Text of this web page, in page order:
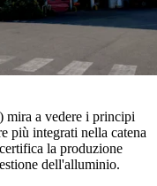
a vedere i principi
più integrati nella catena
la produzione
dell'alluminio.